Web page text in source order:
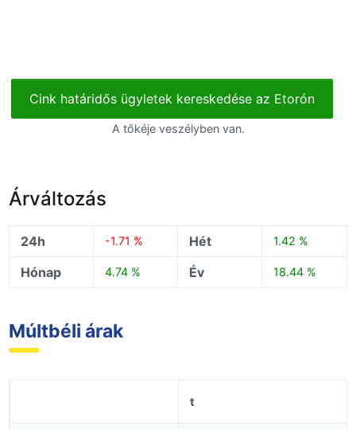
Cink határidős ügyletek kereskedése az Etorón
A tőkéje veszélyben van.
Árváltozás
24h -1.71 % Hét 1.42 %
Hónap 4.74 % Év 18.44 %
Múltbéli árak
t